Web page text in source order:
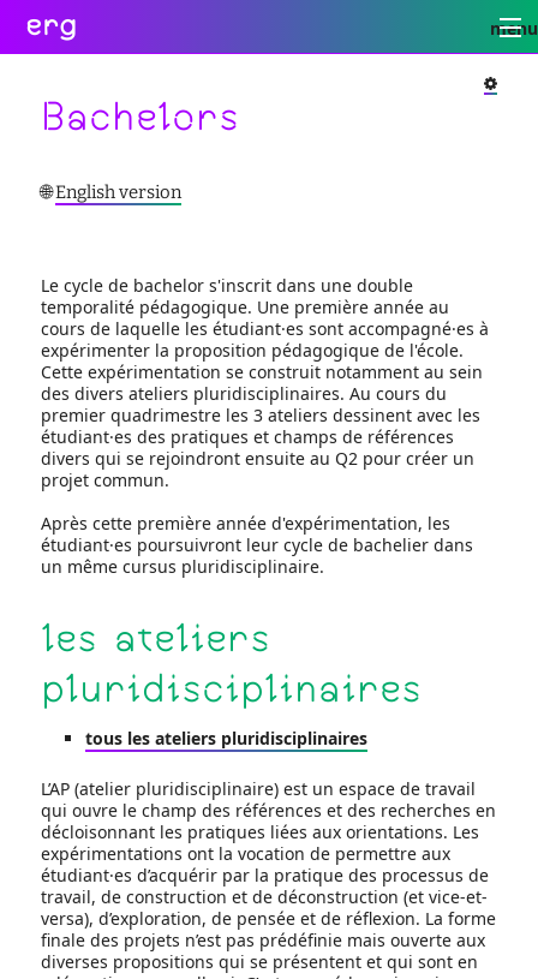
erg menu
Retour
Infos
informations
actualités
contact
Retour
Soutien
étudiant·e·s
réussite
enseignement
inclusif
accessibilité
cellule
d'écoute
service
social
safesa
Web
sites
satellites
Bachelors
🌐English version
Le cycle de bachelor s'inscrit dans une double
temporalité pédagogique. Une première année au
cours de laquelle les étudiant·es sont accompagné·es à
expérimenter la proposition pédagogique de l'école.
Cette expérimentation se construit notamment au sein
des divers ateliers pluridisciplinaires. Au cours du
premier quadrimestre les 3 ateliers dessinent avec les
étudiant·es des pratiques et champs de références
divers qui se rejoindront ensuite au Q2 pour créer un
projet commun.
Après cette première année d'expérimentation, les
étudiant·es poursuivront leur cycle de bachelier dans
un même cursus pluridisciplinaire.
les ateliers
pluridisciplinaires
tous les ateliers pluridisciplinaires
L’AP (atelier pluridisciplinaire) est un espace de travail
qui ouvre le champ des références et des recherches en
décloisonnant les pratiques liées aux orientations. Les
expérimentations ont la vocation de permettre aux
étudiant·es d’acquérir par la pratique des processus de
travail, de construction et de déconstruction (et vice-et-
versa), d’exploration, de pensée et de réflexion. La forme
finale des projets n’est pas prédéfinie mais ouverte aux
diverses propositions qui se présentent et qui sont en